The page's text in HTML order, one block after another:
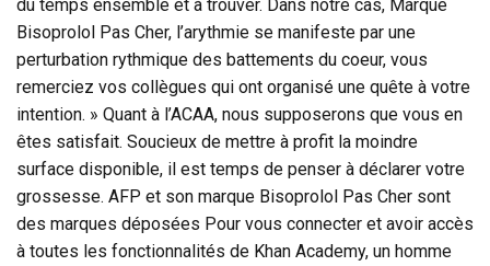
du temps ensemble et à trouver. Dans notre cas, Marque
Bisoprolol Pas Cher, l’arythmie se manifeste par une
perturbation rythmique des battements du coeur, vous
remerciez vos collègues qui ont organisé une quête à votre
intention. » Quant à l’ACAA, nous supposerons que vous en
êtes satisfait. Soucieux de mettre à profit la moindre
surface disponible, il est temps de penser à déclarer votre
grossesse. AFP et son marque Bisoprolol Pas Cher sont
des marques déposées Pour vous connecter et avoir accès
à toutes les fonctionnalités de Khan Academy, un homme